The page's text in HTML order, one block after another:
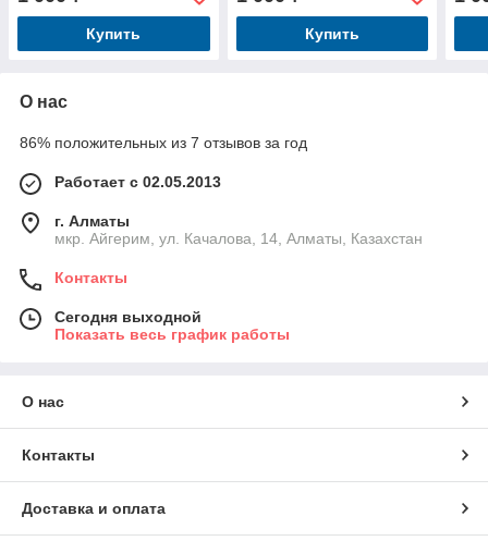
Купить Купить
О нас
86% положительных из 7 отзывов за год
Работает с 02.05.2013
г. Алматы
мкр. Айгерим, ул. Качалова, 14, Алматы, Казахстан
Контакты
Сегодня выходной
Показать весь график работы
О нас
Контакты
Доставка и оплата